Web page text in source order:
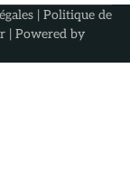
| Politique de
| Powered by